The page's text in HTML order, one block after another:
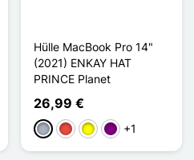
Hülle MacBook Pro 14"
(2021) ENKAY HAT
PRINCE Planet
26,99 €
GrauRot GelbViolett
+1